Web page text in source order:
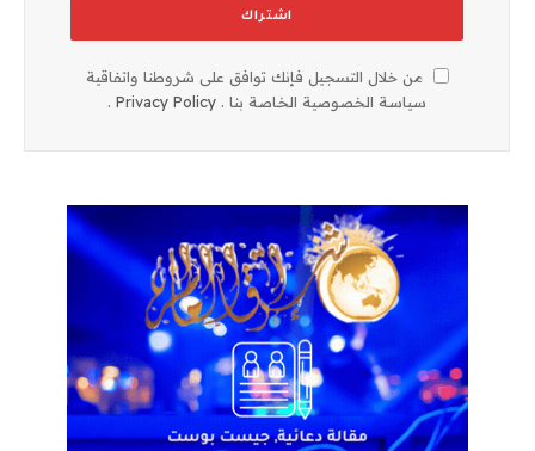
من خلال التسجيل فإنك توافق على شروطنا واتفاقية
سياسة الخصوصية الخاصة بنا . Privacy Policy
.